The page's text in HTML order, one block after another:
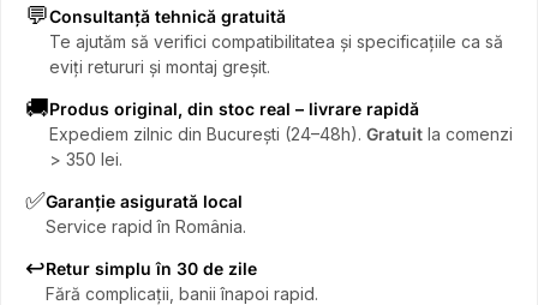
💬Consultanță tehnică gratuită
Te ajutăm să verifici compatibilitatea și specificațiile ca să
eviți retururi și montaj greșit.
🚚Produs original, din stoc real – livrare rapidă
Expediem zilnic din București (24–48h). Gratuit la comenzi
> 350 lei.
✅Garanție asigurată local
Service rapid în România.
↩️Retur simplu în 30 de zile
Fără complicații, banii înapoi rapid.